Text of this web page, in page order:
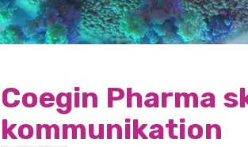
Coegin Pharma
kommunikation